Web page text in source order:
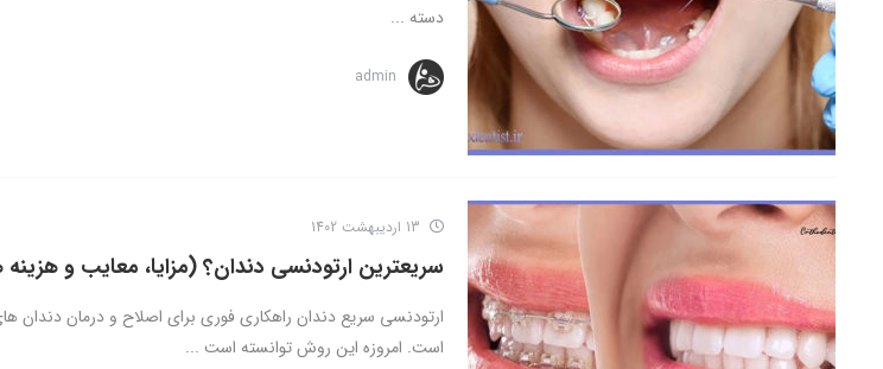
دسته ...
admin
سریعترین ارتودنسی دندان؟ (مزایا، معایب و هزینه
ارتودنسی سریع دندان راهکاری فوری برای اصلاح و درمان دندان
است. امروزه این روش توانسته است ...